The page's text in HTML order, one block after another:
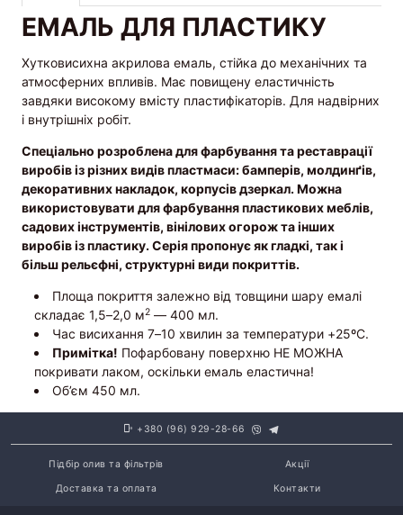
ЕМАЛЬ ДЛЯ ПЛАСТИКУ
Хутковисихна акрилова емаль, стійка до механічних та
атмосферних впливів. Має повищену еластичність
завдяки високому вмісту пластифікаторів. Для надвірних
і внутрішніх робіт.
Спеціально розроблена для фарбування та реставрації
виробів із різних видів пластмаси: бамперів, молдинґів,
декоративних накладок, корпусів дзеркал. Можна
використовувати для фарбування пластикових меблів,
садових інструментів, вінілових огорож та інших
виробів із пластику. Серія пропонує як гладкі, так і
більш рельєфні, структурні види покриттів.
Площа покриття залежно від товщини шару емалі
складає 1,5–2,0 м2 — 400 мл.
Час висихання 7–10 хвилин за температури +25ºС.
Примітка! Пофарбовану поверхню НЕ МОЖНА
покривати лаком, оскільки емаль еластична!
Об’єм 450 мл.
+380 (96) 929-28-66
Підбір олив та фільтрів Акції
Доставка та оплата Контакти